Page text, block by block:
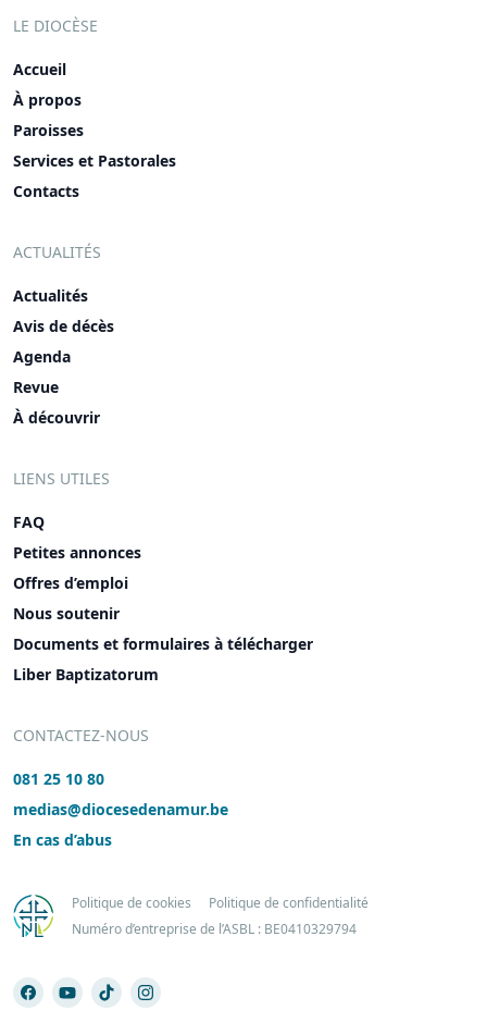
LE DIOCÈSE
Accueil
À propos
Paroisses
Services et Pastorales
Contacts
ACTUALITÉS
Actualités
Avis de décès
Agenda
Revue
À découvrir
LIENS UTILES
FAQ
Petites annonces
Offres d’emploi
Nous soutenir
Documents et formulaires à télécharger
Liber Baptizatorum
CONTACTEZ-NOUS
081 25 10 80
medias@diocesedenamur.be
En cas d’abus
Politique de cookies
Politique de confidentialité
Numéro d’entreprise de l’ASBL : BE0410329794